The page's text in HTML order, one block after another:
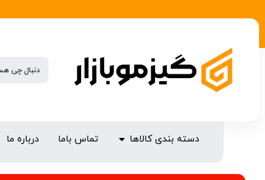
دسته بندی کالاها تماس باما درباره ما